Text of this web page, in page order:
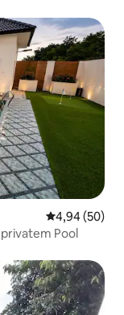
4,94 (50)
Pool